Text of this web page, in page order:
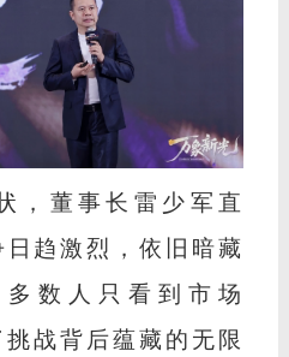
，董事长雷少军直
趋激烈，依旧暗藏
数人只看到市场
战背后蕴藏的无限